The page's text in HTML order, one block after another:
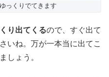
っくりでてきます
り出てくるので、すぐ出て
いね。万が一本当に出てこ
しょう。